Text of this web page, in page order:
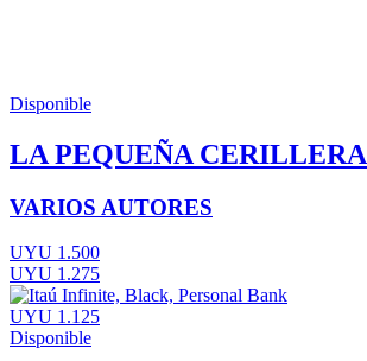
Disponible
LA PEQUEÑA CERILLERA
VARIOS AUTORES
UYU 1.500
UYU 1.275
UYU 1.125
Disponible